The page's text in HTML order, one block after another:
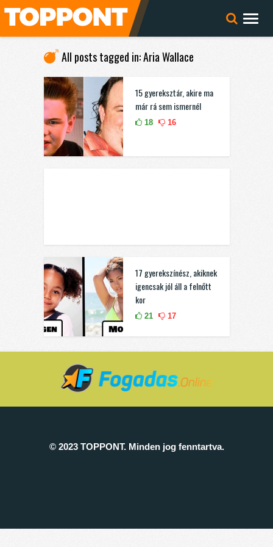
All posts tagged in: Aria Wallace
15 gyereksztár, akire ma
már rá sem ismernél
18 16
17 gyerekszínész, akiknek
igencsak jól áll a felnőtt
kor
21 17
© 2023 TOPPONT. Minden jog fenntartva.